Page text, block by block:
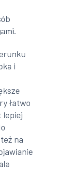
i
łatwo
lepiej
na